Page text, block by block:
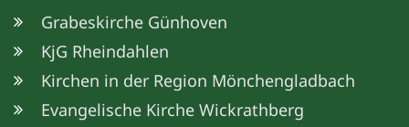
Grabeskirche Günhoven
KjG Rheindahlen
Kirchen in der Region Mönchengladbach
Evangelische Kirche Wickrathberg